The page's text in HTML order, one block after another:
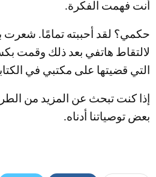
أنت فهمت الفكرة.
حكمي؟ لقد أحببته تمامًا. شعرت
لالتقاط هاتفي بعد ذلك وقمت
التي قضيتها على مكتبي في
إذا كنت تبحث عن المزيد من
بعض توصياتنا أدناه.